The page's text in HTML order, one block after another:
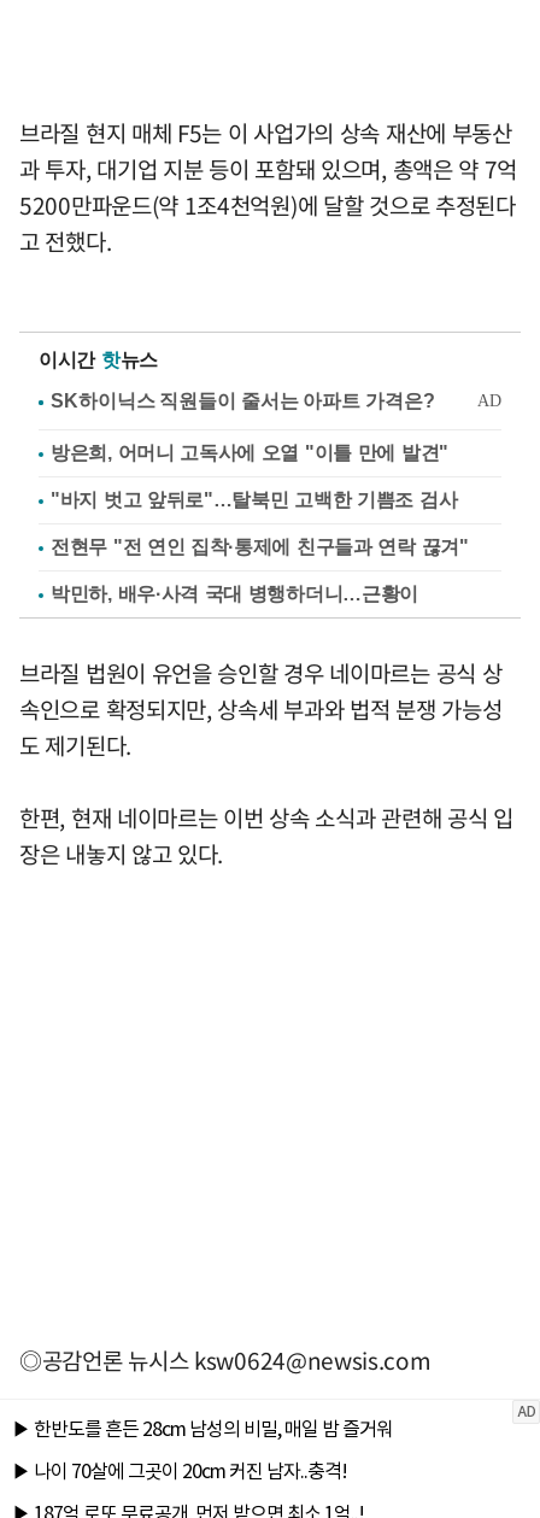
브라질 현지 매체 F5는 이 사업가의 상속 재산에 부동산
과 투자, 대기업 지분 등이 포함돼 있으며, 총액은 약 7억
5200만파운드(약 1조4천억원)에 달할 것으로 추정된다
고 전했다.
이시간 핫뉴스
방은희, 어머니 고독사에 오열 "이틀 만에 발견"
"바지 벗고 앞뒤로"…탈북민 고백한 기쁨조 검사
전현무 "전 연인 집착·통제에 친구들과 연락 끊겨"
박민하, 배우·사격 국대 병행하더니…근황이
브라질 법원이 유언을 승인할 경우 네이마르는 공식 상
속인으로 확정되지만, 상속세 부과와 법적 분쟁 가능성
도 제기된다.
한편, 현재 네이마르는 이번 상속 소식과 관련해 공식 입
장은 내놓지 않고 있다.
◎공감언론 뉴시스ksw0624@newsis.com